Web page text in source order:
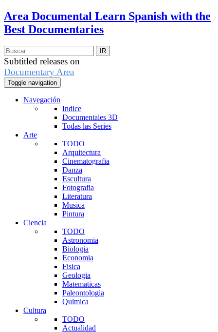
Area Documental Learn Spanish with the
Best Documentaries
Subtitled releases on
Documentary Area
Toggle navigation
Navegación
Indice
Documentales 3D
Todas las Series
Arte
TODO
Arquitectura
Cinematografia
Danza
Escultura
Fotografia
Literatura
Musica
Pintura
Ciencia
TODO
Astronomia
Biologia
Economia
Fisica
Geologia
Matematicas
Paleontologia
Quimica
Cultura
TODO
Actualidad